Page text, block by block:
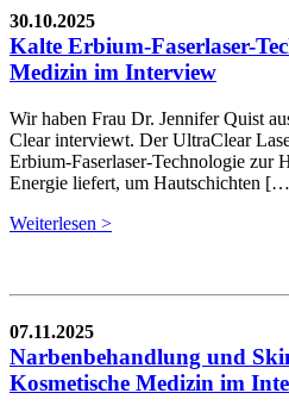
30.10.2025
Kalte Erbium-Faserlaser-
Medizin im Interview
Wir haben Frau Dr. Jennifer Quist
Clear interviewt. Der UltraClear
Erbium-Faserlaser-Technologie zur
Energie liefert, um Hautschichten
Weiterlesen >
07.11.2025
Narbenbehandlung und
Kosmetische Medizin im